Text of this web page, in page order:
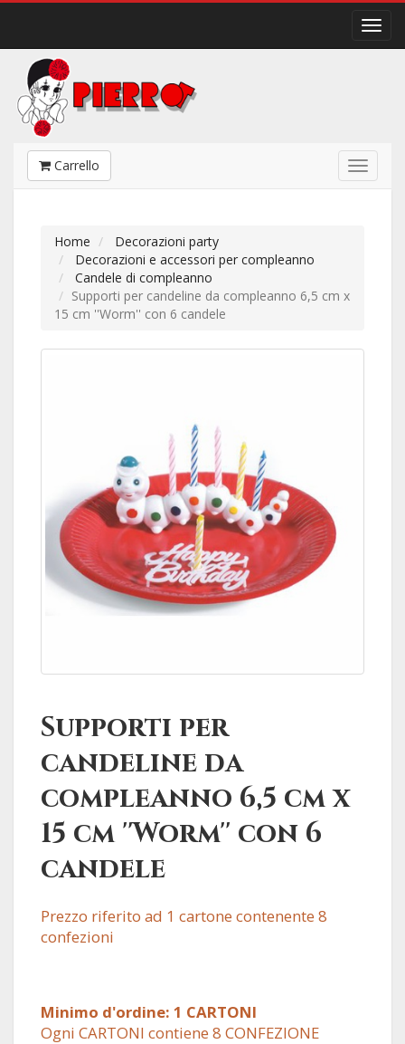
Carrello
Home
Decorazioni party
Decorazioni e accessori per compleanno
Candele di compleanno
Supporti per candeline da compleanno 6,5 cm x
15 cm ''Worm'' con 6 candele
Supporti per
candeline da
compleanno 6,5 cm x
15 cm ''Worm'' con 6
candele
Prezzo riferito ad 1 cartone contenente 8
confezioni
Minimo d'ordine: 1 CARTONI
Ogni CARTONI contiene 8 CONFEZIONE